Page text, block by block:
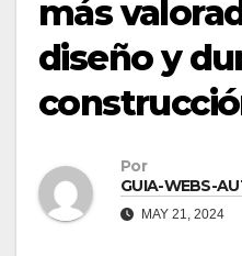
más
diseño y
Por
GUIA-WEBS-
MAY 21, 2024